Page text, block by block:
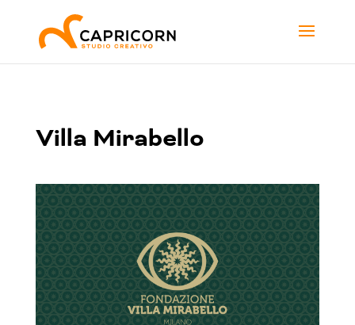
Villa Mirabello